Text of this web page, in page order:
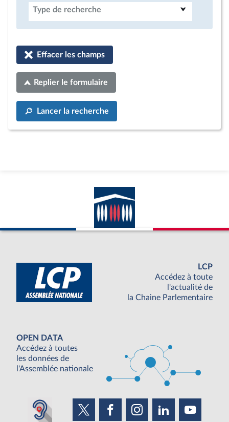
Type de recherche
Effacer les champs
Replier le formulaire
Lancer la recherche
LCP
Accédez à toute
l'actualité de
la Chaine Parlementaire
OPEN DATA
Accédez à toutes
les données de
l'Assemblée nationale